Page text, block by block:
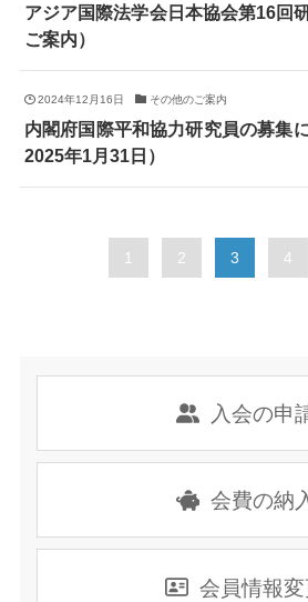
アジア国際法学会日本協会第16回
ご案内）
2024年12月16日 その他のご案内
内閣府国際平和協力研究員の募集
2025年1月31日）
1 2 3 4
入会の申
会費の納
会員情報